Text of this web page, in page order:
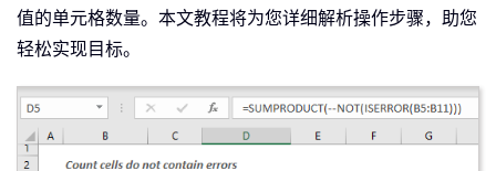
值的单元格数量。本文教程将为您详细解析操作步骤，助您
轻松实现目标。